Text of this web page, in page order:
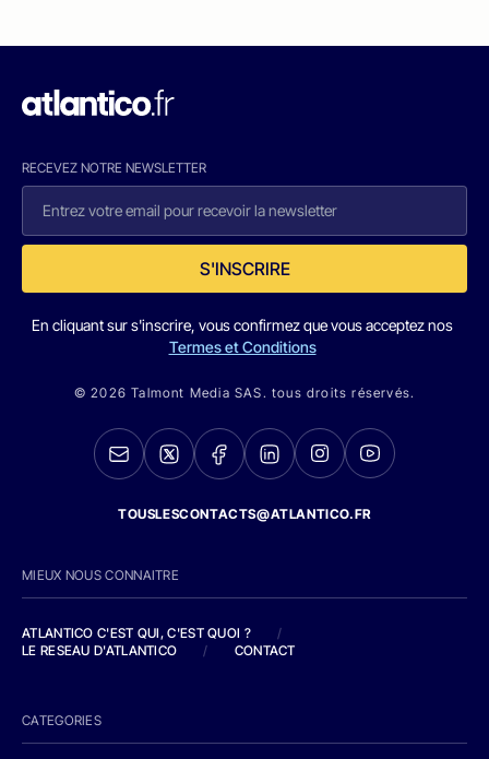
RECEVEZ NOTRE NEWSLETTER
S'INSCRIRE
En cliquant sur s'inscrire, vous confirmez que vous acceptez nos
Termes et Conditions
© 2026 Talmont Media SAS. tous droits réservés.
TOUSLESCONTACTS@ATLANTICO.FR
MIEUX NOUS CONNAITRE
ATLANTICO C'EST QUI, C'EST QUOI ?
/
LE RESEAU D'ATLANTICO
/ CONTACT
CATEGORIES